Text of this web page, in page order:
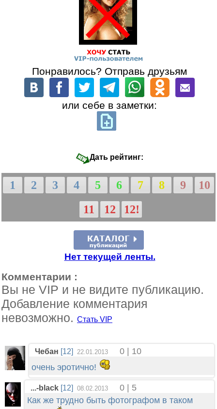
Понравилось? Отправь друзьям
или себе в заметки:
Дать рейтинг:
1 2 3 4 5 6 7 8 9
10
11
12 12!
Нет текущей ленты.
Комментарии :
Вы не VIP и не видите публикацию.
Добавление комментария
невозможно. Стать VIP
Чебан [12] 22.01.2013
0 | 10
очень эротично!
...-black [12] 08.02.2013
0 | 5
Как же трудно быть фотографом в таком